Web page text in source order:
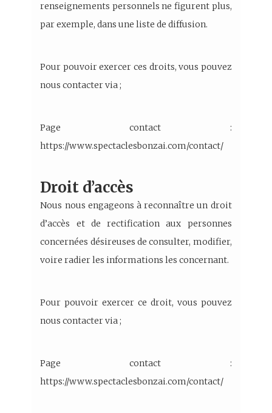
renseignements personnels ne figurent plus,
par exemple, dans une liste de diffusion.
Pour pouvoir exercer ces droits, vous pouvez
nous contacter via ;
Page contact :
https://www.spectaclesbonzai.com/contact/
Droit d’accès
Nous nous engageons à reconnaître un droit
d’accès et de rectification aux personnes
concernées désireuses de consulter, modifier,
voire radier les informations les concernant.
Pour pouvoir exercer ce droit, vous pouvez
nous contacter via ;
Page contact :
https://www.spectaclesbonzai.com/contact/